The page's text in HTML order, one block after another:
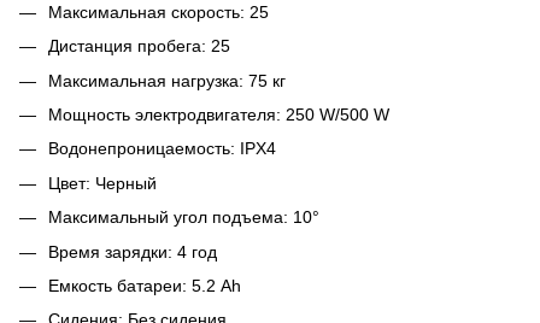
Максимальная скорость: 25
Дистанция пробега: 25
Максимальная нагрузка: 75 кг
Мощность электродвигателя: 250 W/500 W
Водонепроницаемость: IPX4
Цвет: Черный
Максимальный угол подъема: 10°
Время зарядки: 4 год
Емкость батареи: 5.2 Ah